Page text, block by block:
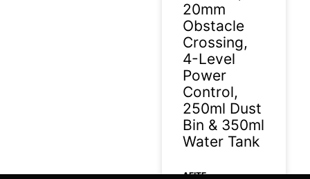
20mm
Obstacle
Crossing,
4-Level
Power
Control,
250ml Dust
Bin & 350ml
Water Tank
ΔΕΊΤΕ